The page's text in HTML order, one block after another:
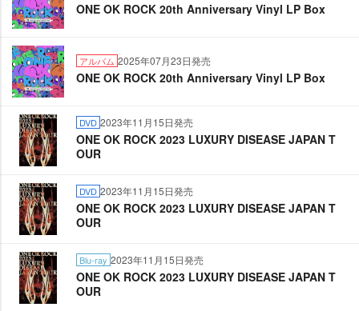
ONE OK ROCK 20th Anniversary Vinyl LP Box
アルバム 2025年07月23日発売
ONE OK ROCK 20th Anniversary Vinyl LP Box
DVD 2023年11月15日発売
ONE OK ROCK 2023 LUXURY DISEASE JAPAN T
OUR
DVD 2023年11月15日発売
ONE OK ROCK 2023 LUXURY DISEASE JAPAN T
OUR
Blu-ray 2023年11月15日発売
ONE OK ROCK 2023 LUXURY DISEASE JAPAN T
OUR